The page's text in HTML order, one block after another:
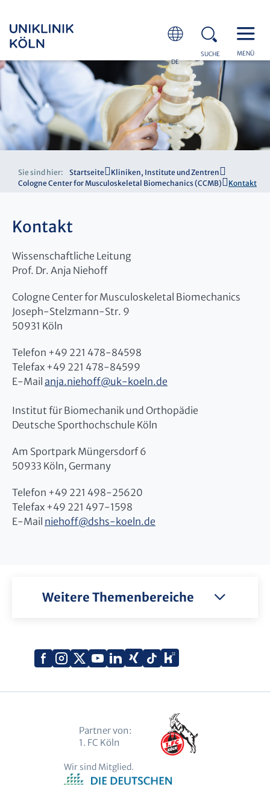
DE
SUCHE MENÜ
Sie sind hier: Startseite
Kliniken, Institute und Zentren
Cologne Center for Musculoskeletal Biomechanics (CCMB)
Kontakt
Kontakt
Wissenschaftliche Leitung
Prof. Dr. Anja Niehoff
Cologne Center for Musculoskeletal Biomechanics
Joseph-Stelzmann-Str. 9
50931 Köln
Telefon +49 221 478-84598
Telefax +49 221 478-84599
E-Mail anja.niehoff@uk-koeln.de
Institut für Biomechanik und Orthopädie
Deutsche Sporthochschule Köln
Am Sportpark Müngersdorf 6
50933 Köln, Germany
Telefon +49 221 498-25620
Telefax +49 221 497-1598
E-Mail niehoff@dshs-koeln.de
Weitere Themenbereiche
Facebook
Instagram
X
YouTube
LinkedIn
Xing TiktokKununu
Partner von:
1. FC Köln
Wir sind Mitglied.